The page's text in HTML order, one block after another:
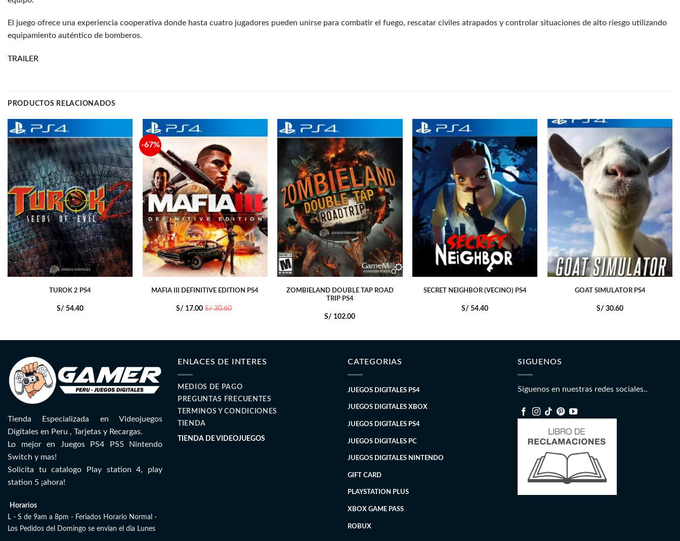
El juego ofrece una experiencia cooperativa donde hasta cuatro jugadores pueden unirse para combatir el fuego, rescatar civiles atrapados y controlar situaciones de alto riesgo utilizando
equipamiento auténtico de bomberos.
TRAILER
PRODUCTOS RELACIONADOS
TUROK 2 PS4
S/ 54.40
-67%
MAFIA III DEFINITIVE EDITION PS4
S/ 17.00 S/30.60
ZOMBIELAND DOUBLE TAP ROAD
TRIP PS4
S/ 102.00
SECRET NEIGHBOR (VECINO) PS4
S/ 54.40
GOAT SIMULATOR PS4
S/ 30.60
Tienda Especializada en Videojuegos
Digitales en Peru , Tarjetas y Recargas.
Lo mejor en Juegos PS4 PS5 Nintendo
Switch y mas!
Solicita tu catalogo Play station 4, play
station 5 ¡ahora!
Horarios
L - S de 9am a 8pm - Feriados Horario Normal -
Los Pedidos del Domingo se envian el dia Lunes
ENLACES DE INTERES
MEDIOS DE PAGO
PREGUNTAS FRECUENTES
TERMINOS Y CONDICIONES
TIENDA
TIENDA DE VIDEOJUEGOS
CATEGORIAS
JUEGOS DIGITALES PS4
JUEGOS DIGITALES XBOX
JUEGOS DIGITALES PS4
JUEGOS DIGITALES PC
JUEGOS DIGITALES NINTENDO
GIFT CARD
PLAYSTATION PLUS
XBOX GAME PASS
ROBUX
SIGUENOS
Siguenos en nuestras redes sociales..